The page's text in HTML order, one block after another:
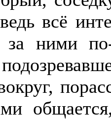
всё
за ними